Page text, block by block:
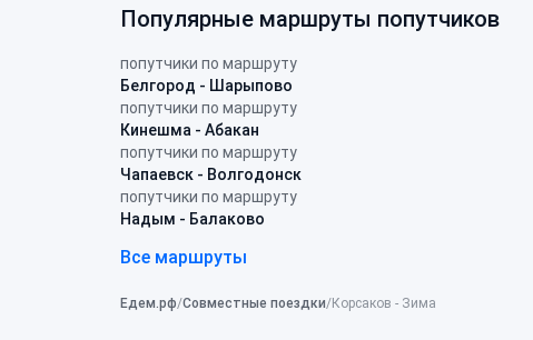
Популярные маршруты попутчиков
попутчики по маршруту
Белгород - Шарыпово
попутчики по маршруту
Кинешма - Абакан
попутчики по маршруту
Чапаевск - Волгодонск
попутчики по маршруту
Надым - Балаково
Все маршруты
Едем.рф Совместные поездки Корсаков - Зима